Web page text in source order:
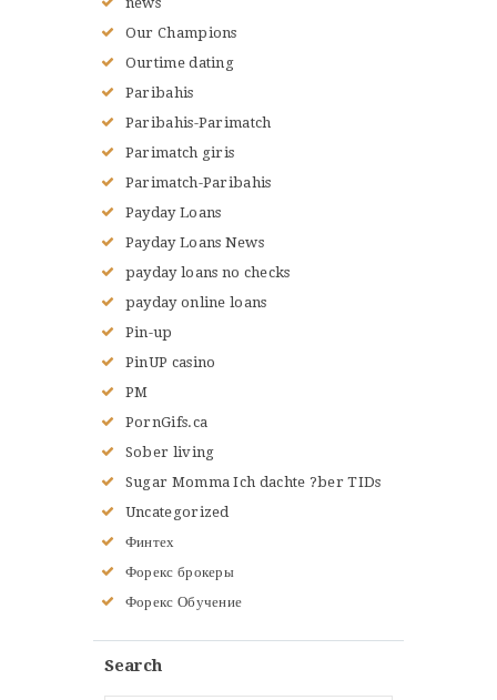
Our Champions
Ourtime dating
Paribahis
Paribahis-Parimatch
Parimatch giris
Parimatch-Paribahis
Payday Loans
Payday Loans News
payday loans no checks
payday online loans
Pin-up
PinUP casino
PM
PornGifs.ca
Sober living
Sugar Momma Ich dachte ?ber TIDs
Uncategorized
Финтех
Форекс брокеры
Форекс Обучение
Search